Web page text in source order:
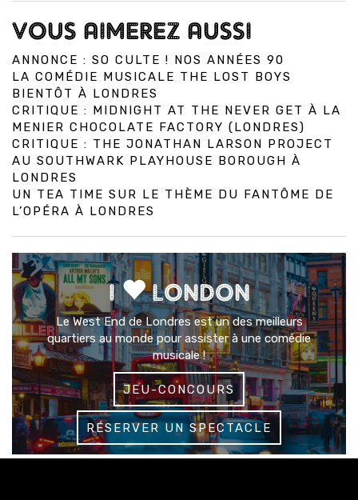
VOUS AIMEREZ AUSSI
ANNONCE : SO CULTE ! NOS ANNÉES 90
LA COMÉDIE MUSICALE THE LOST BOYS
BIENTÔT À LONDRES
CRITIQUE : MIDNIGHT AT THE NEVER GET À LA
MENIER CHOCOLATE FACTORY (LONDRES)
CRITIQUE : THE JONATHAN LARSON PROJECT
AU SOUTHWARK PLAYHOUSE BOROUGH À
LONDRES
UN TEA TIME SUR LE THÈME DU FANTÔME DE
L’OPÉRA À LONDRES
I LONDON
Le West End de Londres est un des meilleurs
quartiers au monde pour assister à une comédie
musicale !
JEU-CONCOURS
RÉSERVER UN SPECTACLE